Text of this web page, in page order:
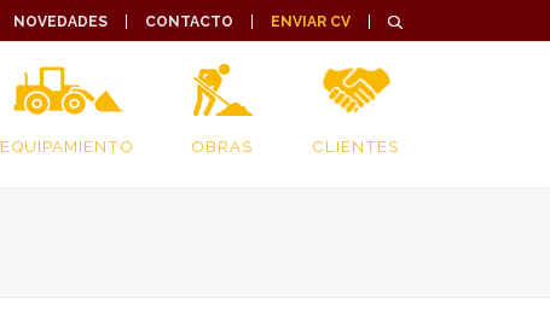
NOVEDADES CONTACTO ENVIAR CV
EQUIPAMIENTO OBRAS CLIENTES